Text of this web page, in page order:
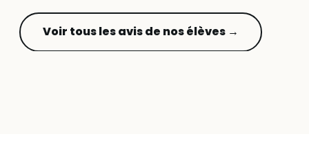
Voir tous les avis de nos élèves →